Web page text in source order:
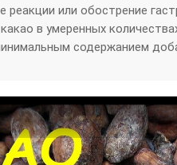
реакции или обострение
в умеренных
содержанием